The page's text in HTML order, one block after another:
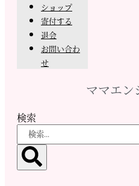
ショップ
寄付する
退会
お問い合わ
せ
ママエン
検索